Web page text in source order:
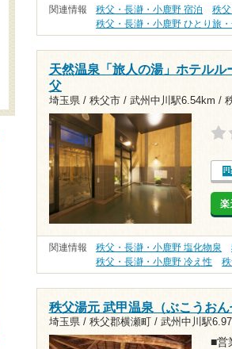
関連情報 秩父・長瀞・小鹿野 宿泊 秩
秩父・長瀞・小鹿野 ひとり旅
天然温泉「旅人の湯」ホテル
父
埼玉県 / 秩父市 / 武州中川駅6.54km /
楽
関連情報 秩父・長瀞・小鹿野 塩化物泉
秩父・長瀞・小鹿野 冷え性
秩父湯元 武甲温泉（ぶこうおん
埼玉県 / 秩父郡横瀬町 / 武州中川駅
■営